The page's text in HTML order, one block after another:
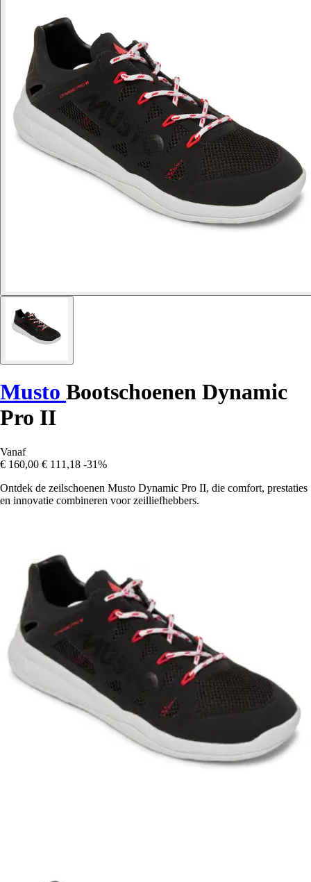
Musto Bootschoenen Dynamic
Pro II
Vanaf
€ 160,00 € 111,18 -31%
Ontdek de zeilschoenen Musto Dynamic Pro II, die comfort, prestaties
en innovatie combineren voor zeilliefhebbers.